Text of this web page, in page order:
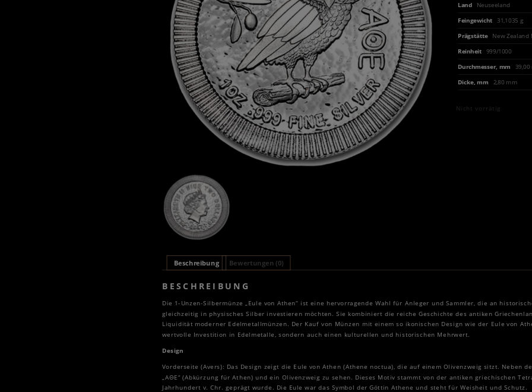
Land
Neuseeland
Feingewicht 31,1035 g
Prägstätte New Zealand
Reinheit
999/1000
Durchmesser, mm
39,00
Dicke, mm 2,80 mm
Nicht vorrätig
Beschreibung Bewertungen (0)
BESCHREIBUNG
Die 1-Unzen-Silbermünze „Eule von Athen“ ist eine hervorragende Wahl für Anleger und Sammler, die an
gleichzeitig in physisches Silber investieren möchten. Sie kombiniert die reiche Geschichte des antiken
Liquidität moderner Edelmetallmünzen. Der Kauf von Münzen mit einem so ikonischen Design wie der Eule von
wertvolle Investition in Edelmetalle, sondern auch einen kulturellen und historischen Mehrwert.
Design
Vorderseite (Avers): Das Design zeigt die Eule von Athen (Athene noctua), die auf einem Olivenzweig sitzt. Neben
„ΑΘΕ“ (Abkürzung für Athen) und ein Olivenzweig zu sehen. Dieses Motiv stammt von der antiken griechischen
Jahrhundert v. Chr. geprägt wurde. Die Eule war das Symbol der Göttin Athene und steht für Weisheit und Schutz.